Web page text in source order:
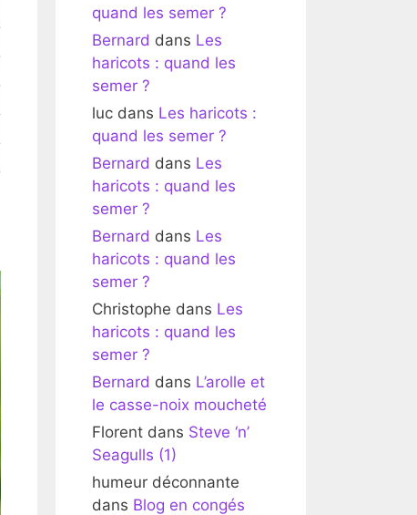
quand les semer ?
Bernard dans Les
haricots : quand les
semer ?
luc dans Les haricots :
quand les semer ?
Bernard dans Les
haricots : quand les
semer ?
Bernard dans Les
haricots : quand les
semer ?
Christophe dans Les
haricots : quand les
semer ?
Bernard dans L’arolle et
le casse-noix moucheté
Florent dans Steve ‘n’
Seagulls (1)
humeur déconnante
dans Blog en congés